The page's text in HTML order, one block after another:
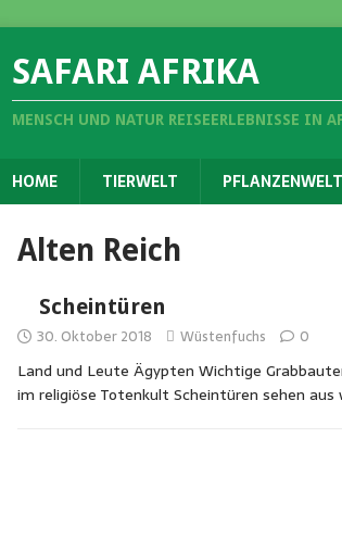
SAFARI AFRIKA
MENSCH UND NATUR REISEERLEBNISSE IN
HOME TIERWELT PFLANZENWELT
Alten Reich
Scheintüren
30. Oktober 2018 Wüstenfuchs 0
Land und Leute Ägypten Wichtige
im religiöse Totenkult Scheintüren sehen aus